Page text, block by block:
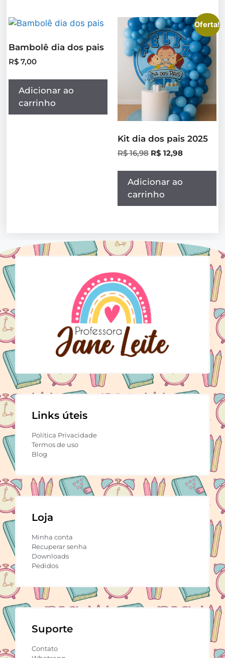
Bambolê dia dos pais
R$ 7,00
Adicionar ao
carrinho
Oferta!
Kit dia dos pais 2025
R$16,98 R$ 12,98
Adicionar ao
carrinho
Links úteis
Política Privacidade
Termos de uso
Blog
Loja
Minha conta
Recuperar senha
Downloads
Pedidos
Suporte
Contato